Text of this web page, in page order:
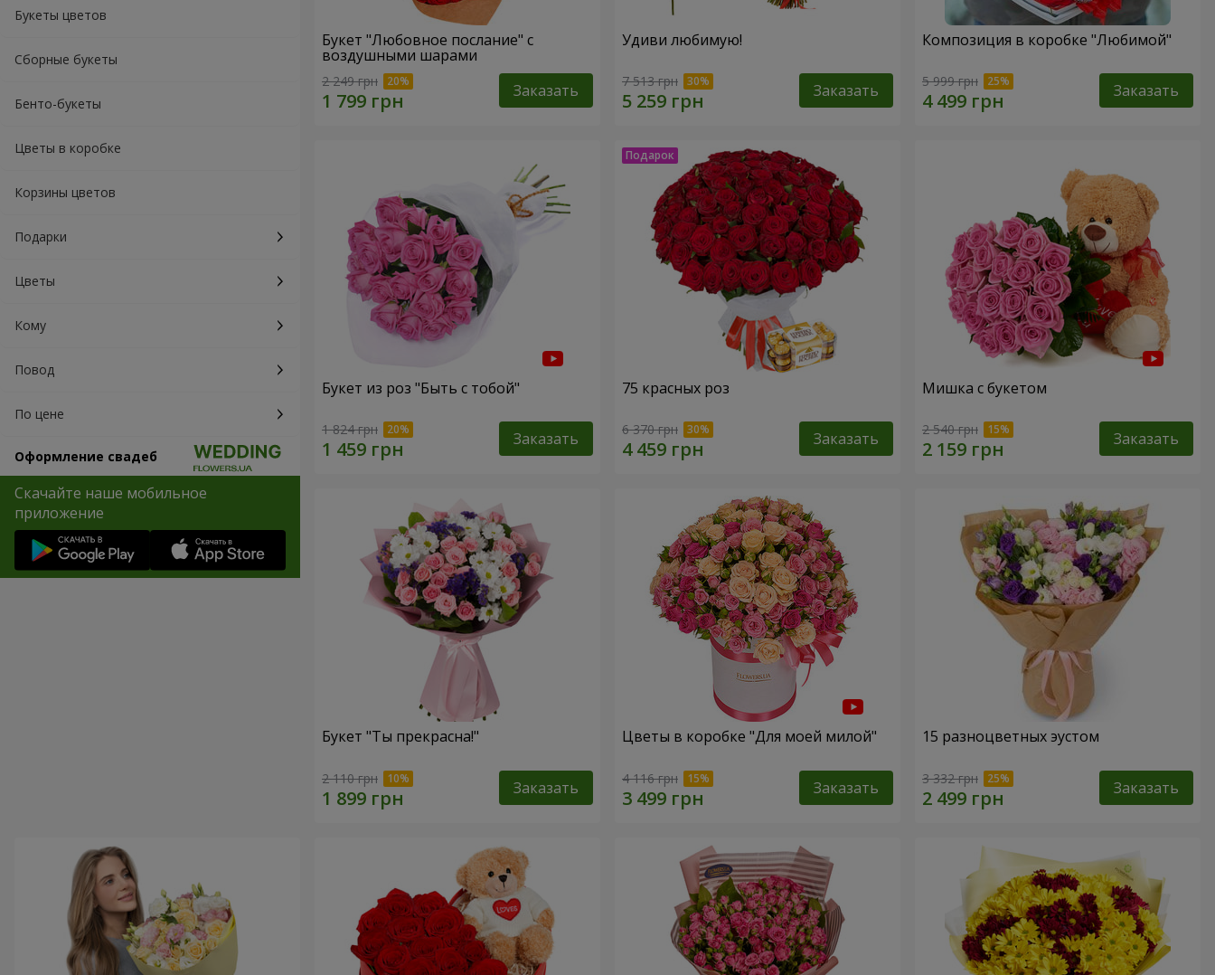
Букеты цветов
Сборные букеты
Бенто-букеты
Цветы в коробке
Корзины цветов
Подарки
Цветы
Кому
Повод
По цене
Оформление свадеб
Скачайте наше мобильное
приложение
Букет "Любовное послание" с
воздушными шарами
2 249 грн Заказать
Удиви любимую!
7 513 грн Заказать
Композиция в коробке "Любимой"
5 999 грн Заказать
Букет из роз "Быть с тобой"
1 824 грн Заказать
75 красных роз
6 370 грн Заказать
Мишка с букетом
2 540 грн Заказать
Букет "Ты прекрасна!"
2 110 грн Заказать
Цветы в коробке "Для моей милой"
4 116 грн Заказать
15 разноцветных эустом
3 332 грн Заказать